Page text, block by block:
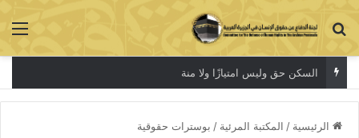
بحث عن
السكن حق وليس امتيازًا ولا منة
الرئيسية / المكتبة المرئية / بوسترات حقوقية